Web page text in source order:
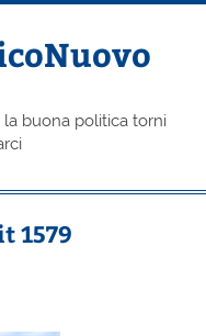
buona politica torni
1579